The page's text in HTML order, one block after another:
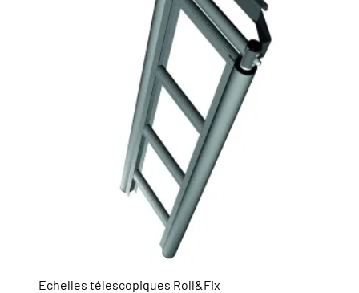
Echelles télescopiques Roll&Fix